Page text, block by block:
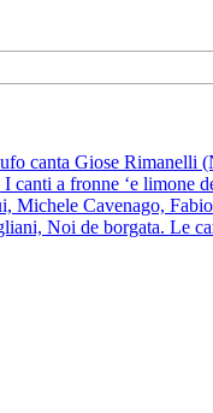
canta Giose Rimanelli
canti a fronne ‘e limone
Michele Cavenago,
Noi de borgata. Le